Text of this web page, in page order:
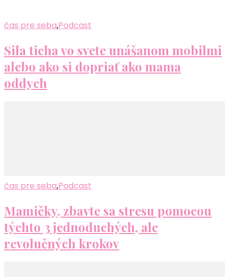
čas pre seba,Podcast
Sila ticha vo svete unášanom mobilmi
alebo ako si dopriať ako mama
oddych
čas pre seba,Podcast
Mamičky, zbavte sa stresu pomocou
týchto 3 jednoduchých, ale
revolučných krokov